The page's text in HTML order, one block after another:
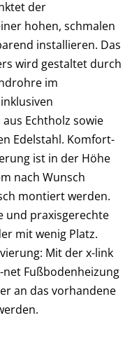
der
hohen, schmalen
installieren. Das
wird gestaltet durch
im
Echtholz sowie
Edelstahl. Komfort-
ist in der Höhe
nach Wunsch
montiert werden.
und praxisgerechte
mit wenig Platz.
Mit der x-link
Fußbodenheizung
an das vorhandene